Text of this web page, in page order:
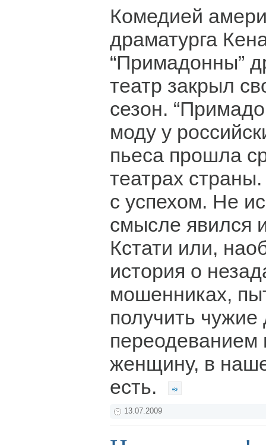
Комедией
драматурга
“Примадонны”
театр закрыл
сезон.
моду у
пьеса прошла
театрах
с успехом. Не
смысле явился
Кстати или,
история о
мошенниках,
получить чужие
женщину, в
есть.
13.07.2009